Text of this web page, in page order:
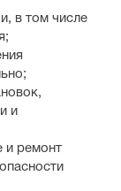
в том числе
и
и ремонт